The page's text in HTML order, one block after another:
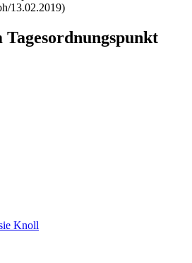
13.02.2019)
Tagesordnungspunkt
Knoll